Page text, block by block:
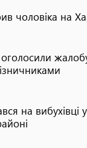
чоловіка на
на вибухівці у